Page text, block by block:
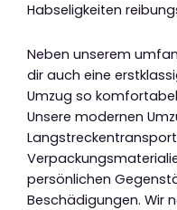
Habseligkeiten
Neben unserem
dir auch eine
Umzug so
Unsere modernen
persönlichen
Beschädigungen. Wir